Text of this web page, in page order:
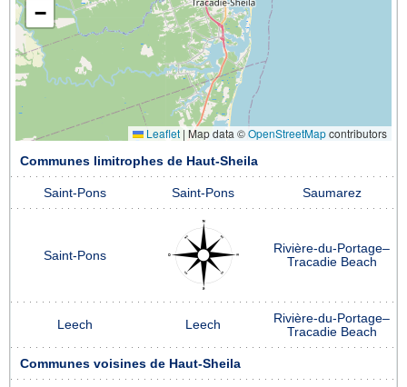
−
Leaflet | Map data ©OpenStreetMapcontributors
Communes limitrophes de Haut-Sheila
Saint-Pons Saint-Pons Saumarez
Saint-Pons
Rivière-du-Portage–
Tracadie Beach
Leech Leech
Rivière-du-Portage–
Tracadie Beach
Communes voisines de Haut-Sheila